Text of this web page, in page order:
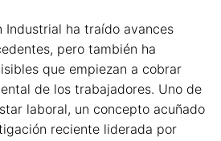
Industrial ha traído avances
pero también ha
que empiezan a cobrar
de los trabajadores. Uno de
laboral, un concepto acuñado
reciente liderada por